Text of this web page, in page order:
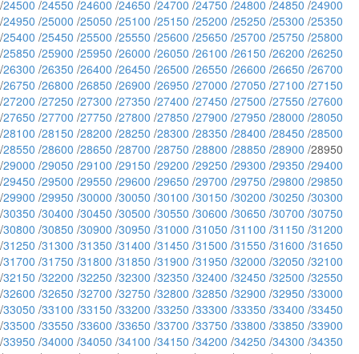
/24500 /24550 /24600 /24650 /24700 /24750 /24800 /24850 /24900
/24950 /25000 /25050 /25100 /25150 /25200 /25250 /25300 /25350
/25400 /25450 /25500 /25550 /25600 /25650 /25700 /25750 /25800
/25850 /25900 /25950 /26000 /26050 /26100 /26150 /26200 /26250
/26300 /26350 /26400 /26450 /26500 /26550 /26600 /26650 /26700
/26750 /26800 /26850 /26900 /26950 /27000 /27050 /27100 /27150
/27200 /27250 /27300 /27350 /27400 /27450 /27500 /27550 /27600
/27650 /27700 /27750 /27800 /27850 /27900 /27950 /28000 /28050
/28100 /28150 /28200 /28250 /28300 /28350 /28400 /28450 /28500
/28550 /28600 /28650 /28700 /28750 /28800 /28850 /28900 /28950
/29000 /29050 /29100 /29150 /29200 /29250 /29300 /29350 /29400
/29450 /29500 /29550 /29600 /29650 /29700 /29750 /29800 /29850
/29900 /29950 /30000 /30050 /30100 /30150 /30200 /30250 /30300
/30350 /30400 /30450 /30500 /30550 /30600 /30650 /30700 /30750
/30800 /30850 /30900 /30950 /31000 /31050 /31100 /31150 /31200
/31250 /31300 /31350 /31400 /31450 /31500 /31550 /31600 /31650
/31700 /31750 /31800 /31850 /31900 /31950 /32000 /32050 /32100
/32150 /32200 /32250 /32300 /32350 /32400 /32450 /32500 /32550
/32600 /32650 /32700 /32750 /32800 /32850 /32900 /32950 /33000
/33050 /33100 /33150 /33200 /33250 /33300 /33350 /33400 /33450
/33500 /33550 /33600 /33650 /33700 /33750 /33800 /33850 /33900
/33950 /34000 /34050 /34100 /34150 /34200 /34250 /34300 /34350